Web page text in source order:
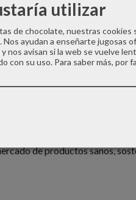
proceden de las capturas del
de la conservera elaboran
aceite de oliva coupage:
fresco y saludable, al
en el sector del
de productos sanos,
utilizar
de chocolate, nuestras cookies
ayudan a enseñarte jugosas
nos avisan si la web se vuelve
con su uso. Para saber más, por